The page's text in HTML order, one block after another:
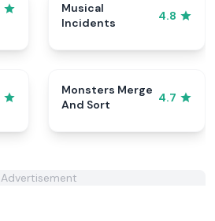
Musical
Incidents
4.8
Monsters Merge
And Sort
4.7
Advertisement